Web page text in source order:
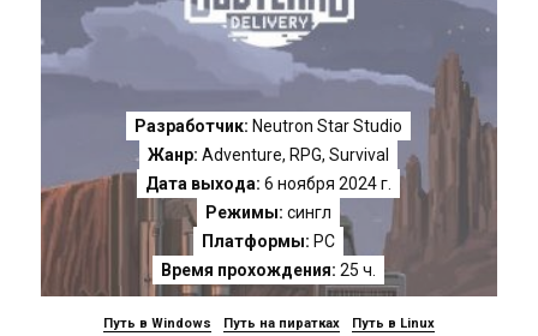
Разработчик: Neutron Star Studio
Жанр: Adventure, RPG,Survival
Дата выхода: 6 ноября 2024 г.
Режимы: сингл
Платформы: PC
Время прохождения: 25 ч.
Путь в Windows Путь на пиратках Путь в Linux